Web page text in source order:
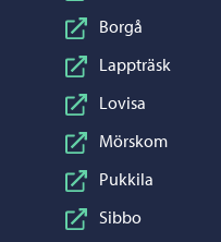
Borgå
Lappträsk
Lovisa
Mörskom
Pukkila
Sibbo